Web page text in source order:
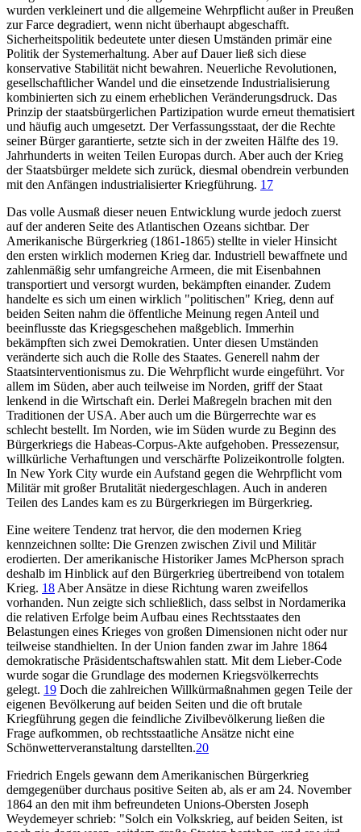
wurden verkleinert und die allgemeine Wehrpflicht außer in Preußen
zur Farce degradiert, wenn nicht überhaupt abgeschafft.
Sicherheitspolitik bedeutete unter diesen Umständen primär eine
Politik der Systemerhaltung. Aber auf Dauer ließ sich diese
konservative Stabilität nicht bewahren. Neuerliche Revolutionen,
gesellschaftlicher Wandel und die einsetzende Industrialisierung
kombinierten sich zu einem erheblichen Veränderungsdruck. Das
Prinzip der staatsbürgerlichen Partizipation wurde erneut thematisiert
und häufig auch umgesetzt. Der Verfassungsstaat, der die Rechte
seiner Bürger garantierte, setzte sich in der zweiten Hälfte des 19.
Jahrhunderts in weiten Teilen Europas durch. Aber auch der Krieg
der Staatsbürger meldete sich zurück, diesmal obendrein verbunden
mit den Anfängen industrialisierter Kriegführung. 17
Das volle Ausmaß dieser neuen Entwicklung wurde jedoch zuerst
auf der anderen Seite des Atlantischen Ozeans sichtbar. Der
Amerikanische Bürgerkrieg (1861-1865) stellte in vieler Hinsicht
den ersten wirklich modernen Krieg dar. Industriell bewaffnete und
zahlenmäßig sehr umfangreiche Armeen, die mit Eisenbahnen
transportiert und versorgt wurden, bekämpften einander. Zudem
handelte es sich um einen wirklich "politischen" Krieg, denn auf
beiden Seiten nahm die öffentliche Meinung regen Anteil und
beeinflusste das Kriegsgeschehen maßgeblich. Immerhin
bekämpften sich zwei Demokratien. Unter diesen Umständen
veränderte sich auch die Rolle des Staates. Generell nahm der
Staatsinterventionismus zu. Die Wehrpflicht wurde eingeführt. Vor
allem im Süden, aber auch teilweise im Norden, griff der Staat
lenkend in die Wirtschaft ein. Derlei Maßregeln brachen mit den
Traditionen der USA. Aber auch um die Bürgerrechte war es
schlecht bestellt. Im Norden, wie im Süden wurde zu Beginn des
Bürgerkriegs die Habeas-Corpus-Akte aufgehoben. Pressezensur,
willkürliche Verhaftungen und verschärfte Polizeikontrolle folgten.
In New York City wurde ein Aufstand gegen die Wehrpflicht vom
Militär mit großer Brutalität niedergeschlagen. Auch in anderen
Teilen des Landes kam es zu Bürgerkriegen im Bürgerkrieg.
Eine weitere Tendenz trat hervor, die den modernen Krieg
kennzeichnen sollte: Die Grenzen zwischen Zivil und Militär
erodierten. Der amerikanische Historiker James McPherson sprach
deshalb im Hinblick auf den Bürgerkrieg übertreibend von totalem
Krieg. 18 Aber Ansätze in diese Richtung waren zweifellos
vorhanden. Nun zeigte sich schließlich, dass selbst in Nordamerika
die relativen Erfolge beim Aufbau eines Rechtsstaates den
Belastungen eines Krieges von großen Dimensionen nicht oder nur
teilweise standhielten. In der Union fanden zwar im Jahre 1864
demokratische Präsidentschaftswahlen statt. Mit dem Lieber-Code
wurde sogar die Grundlage des modernen Kriegsvölkerrechts
gelegt. 19 Doch die zahlreichen Willkürmaßnahmen gegen Teile der
eigenen Bevölkerung auf beiden Seiten und die oft brutale
Kriegführung gegen die feindliche Zivilbevölkerung ließen die
Frage aufkommen, ob rechtsstaatliche Ansätze nicht eine
Schönwetterveranstaltung darstellten.20
Friedrich Engels gewann dem Amerikanischen Bürgerkrieg
demgegenüber durchaus positive Seiten ab, als er am 24. November
1864 an den mit ihm befreundeten Unions-Obersten Joseph
Weydemeyer schrieb: "Solch ein Volkskrieg, auf beiden Seiten, ist